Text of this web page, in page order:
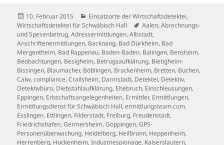
Veröffentlicht
am
10. Februar 2015 Kategorien
Einsatzorte der Wirtschaftsdetektei,
Wirtschaftsdetektei für Schwäbisch Hall
Schlagwörter
Aalen,Abrechnungs-
und Spesenbetrug,Adressermittlungen,Albstadt,
Anschriftenermittlungen, Backnang, Bad Dürkheim, Bad
Mergentheim, Bad Rappenau, Baden-Baden, Balingen, Bensheim,
Beobachtungen, Besigheim, Betrugsaufklärung, Bietigheim-
Bissingen, Blaumacher, Böblingen, Brackenheim, Bretten, Buchen,
Calw,compliance,Crailsheim, Darmstadt, Detektei, Detektiv,
Detektivbüro, Diebstahlaufklärung, Ehebruch, Einschleusungen,
Eppingen, Erbschaftsangelegenheiten, Ermittler, Ermittlungen,
Ermittlungsdienst für Schwäbisch Hall,ermittlungsteam.com,
Esslingen, Ettlingen, Filderstadt, Freiburg, Freudenstadt,
Friedrichshafen,Germersheim,Göppingen,GPS-
Personenüberwachung, Heidelberg, Heilbronn, Heppenheim,
Herrenberg, Hockenheim,Industriespionage, Kaiserslautern,